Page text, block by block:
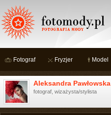
Fotograf Fryzjer Model
Aleksandra Pawłowska
fotograf, wizażysta/stylista